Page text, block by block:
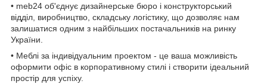
• meb24 об'єднує дизайнерське бюро і конструкторський
відділ, виробництво, складську логістику, що дозволяє нам
залишатися одним з найбільших постачальників на ринку
України.
• Меблі за індивідуальним проектом - це ваша можливість
оформити офіс в корпоративному стилі і створити ідеальний
простір для успіху.